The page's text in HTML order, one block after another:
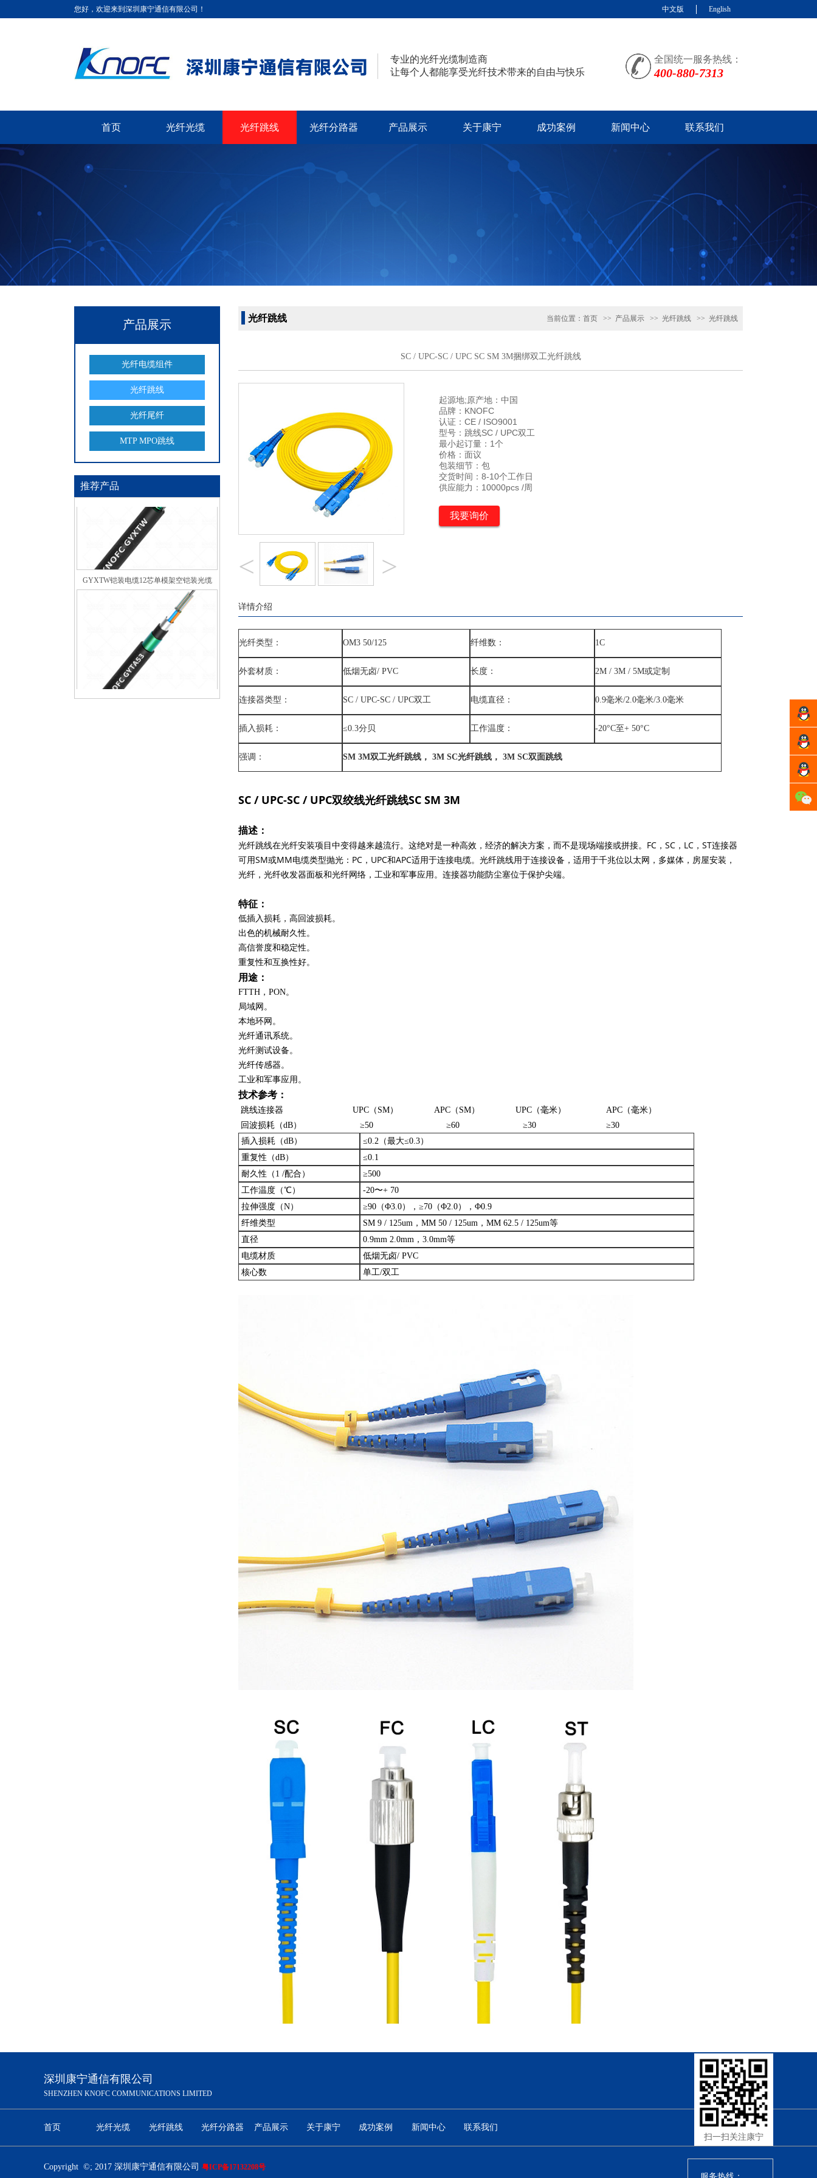
您好，欢迎来到深圳康宁通信有限公司！ 中文版 English
专业的光纤光缆制造商
让每个人都能享受光纤技术带来的自由与快乐
全国统一服务热线：
400-880-7313
首页 光纤光缆 光纤跳线 光纤分路器 产品展示 关于康宁 成功案例 新闻中心 联系我们
产品展示
光纤电缆组件
光纤跳线
光纤尾纤
MTP MPO跳线
推荐产品
ADSS 非金属 电力 光缆 24 芯100 M 跨度 芳纶纱 双护套
单模室外铠装光缆GYTS 24芯G652D
GYXTW铠装电缆12芯单模架空铠装光缆
室外引入电缆 1芯 G657A2 光纤 钢丝加强件 LSZH 护套
非金属导管架空GYFTY光纤光缆48芯G652D
光纤跳线 当前位置： 首页 >> 产品展示 >> 光纤跳线 >> 光纤跳线
SC / UPC-SC / UPC SC SM 3M捆绑双工光纤跳线
< >
起源地;原产地：中国
品牌：KNOFC
认证：CE / ISO9001
型号：跳线SC / UPC双工
最小起订量：1个
价格：面议
包装细节：包
交货时间：8-10个工作日
供应能力：10000pcs /周
我要询价
详情介绍
光纤类型： OM3 50/125 纤维数： 1C
外套材质： 低烟无卤/ PVC 长度： 2M / 3M / 5M或定制
连接器类型： SC / UPC-SC / UPC双工 电缆直径： 0.9毫米/2.0毫米/3.0毫米
插入损耗： ≤0.3分贝 工作温度： -20°C至+ 50°C
强调： SM 3M双工光纤跳线， 3M SC光纤跳线， 3M SC双面跳线
SC / UPC-SC / UPC双绞线光纤跳线SC SM 3M
描述：
光纤跳线在光纤安装项目中变得越来越流行。这绝对是一种高效，经济的解决方案，而不是现场端接或拼接。FC，SC，LC，ST连接器
可用SM或MM电缆类型抛光：PC，UPC和APC适用于连接电缆。光纤跳线用于连接设备，适用于千兆位以太网，多媒体，房屋安装，
光纤，光纤收发器面板和光纤网络，工业和军事应用。连接器功能防尘塞位于保护尖端。
特征：
低插入损耗，高回波损耗。
出色的机械耐久性。
高信誉度和稳定性。
重复性和互换性好。
用途：
FTTH，PON。
局域网。
本地环网。
光纤通讯系统。
光纤测试设备。
光纤传感器。
工业和军事应用。
技术参考：
跳线连接器 UPC（SM） APC（SM） UPC（毫米）
APC（毫米）
回波损耗（dB）
≥50 ≥60 ≥30
≥30
插入损耗（dB）
≤0.2（最大≤0.3）
重复性（dB）
≤0.1
耐久性（1 /配合）
≥500
工作温度（℃）
-20〜+ 70
拉伸强度（N）
≥90（Φ3.0），≥70（Φ2.0），Φ0.9
纤维类型
SM 9 / 125um，MM 50 / 125um，MM 62.5 / 125um等
直径
0.9mm 2.0mm，3.0mm等
电缆材质
低烟无卤/ PVC
核心数
单工/双工
深圳康宁通信有限公司
SHENZHEN KNOFC COMMUNICATIONS LIMITED
首页 光纤光缆 光纤跳线 光纤分路器 产品展示 关于康宁 成功案例 新闻中心
联系我们
扫一扫关注康宁
Copyright ©; 2017 深圳康宁通信有限公司 粤ICP备17132208号
许经
理
方经
理
周经
理